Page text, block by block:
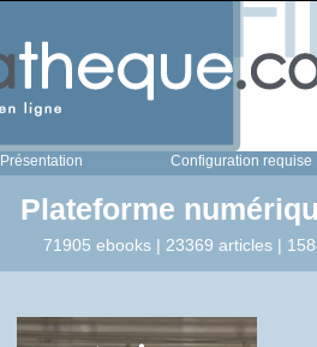
Présentation Configuration requise
Plateforme
71905 ebooks | 23369 articles |